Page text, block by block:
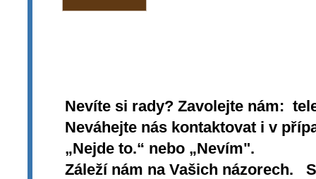
Nevíte si rady? Zavolejte nám:
Neváhejte nás kontaktovat i v
„Nejde to.“ nebo „Nevím".
Záleží nám na Vašich názorech.